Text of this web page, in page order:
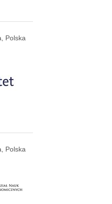
Polska
Polska